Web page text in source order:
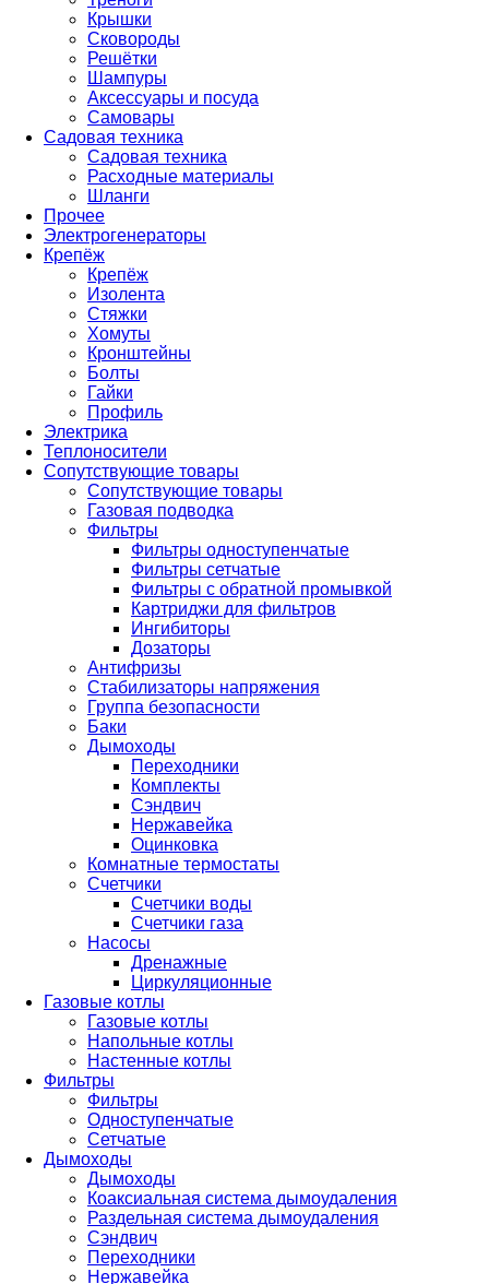
Крышки
Сковороды
Решётки
Шампуры
Аксессуары и посуда
Самовары
Садовая техника
Садовая техника
Расходные материалы
Шланги
Прочее
Электрогенераторы
Крепёж
Крепёж
Изолента
Стяжки
Хомуты
Кронштейны
Болты
Гайки
Профиль
Электрика
Теплоносители
Сопутствующие товары
Сопутствующие товары
Газовая подводка
Фильтры
Фильтры одноступенчатые
Фильтры сетчатые
Фильтры с обратной промывкой
Картриджи для фильтров
Ингибиторы
Дозаторы
Антифризы
Стабилизаторы напряжения
Группа безопасности
Баки
Дымоходы
Переходники
Комплекты
Сэндвич
Нержавейка
Оцинковка
Комнатные термостаты
Счетчики
Счетчики воды
Счетчики газа
Насосы
Дренажные
Циркуляционные
Газовые котлы
Газовые котлы
Напольные котлы
Настенные котлы
Фильтры
Фильтры
Одноступенчатые
Сетчатые
Дымоходы
Дымоходы
Коаксиальная система дымоудаления
Раздельная система дымоудаления
Сэндвич
Переходники
Нержавейка